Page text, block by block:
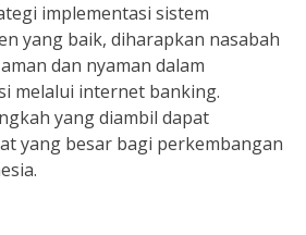
implementasi sistem
yang baik, diharapkan nasabah
dan nyaman dalam
melalui internet banking.
yang diambil dapat
yang besar bagi perkembangan